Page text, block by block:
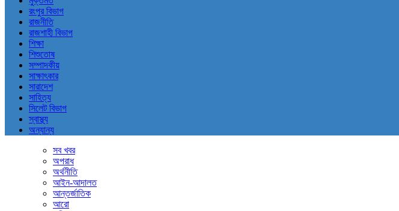
রংপুর বিভাগ
রাজনীতি
রাজশাহী বিভাগ
শিক্ষা
শিশুতোষ
সম্পাদকীয়
সাক্ষাৎকার
সারাদেশ
সাহিত্য
সিলেট বিভাগ
স্বাস্থ্য
অন্যান্য
সব খবর
অপরাধ
অর্থনীতি
আইন-আদালত
আন্তর্জাতিক
আরো